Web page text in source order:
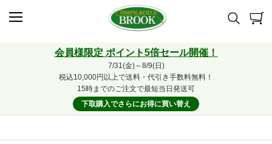
会員様限定 ポイント5倍セール開催！
7/31(金)～8/9(日)
税込10,000円以上で送料・代引き手数料無料！
15時までのご注文で最短当日発送可
下取購入でさらにお得に買い替え